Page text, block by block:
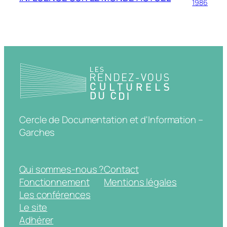
1986
Cercle de Documentation et d'Information –
Garches
Qui sommes-nous ?
Fonctionnement
Les conférences
Le site
Adhérer
Contact
Mentions légales